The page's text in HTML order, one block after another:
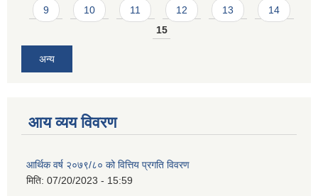
9 10 11 12 13
14
15
अन्य
आय व्यय विवरण
आर्थिक वर्ष २०७९/८० को वित्तिय प्रगति विवरण
मिति: 07/20/2023 - 15:59